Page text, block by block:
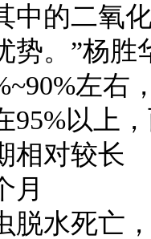
中的二氧
势。”杨胜
左右
95%以上
对较长
水死亡，